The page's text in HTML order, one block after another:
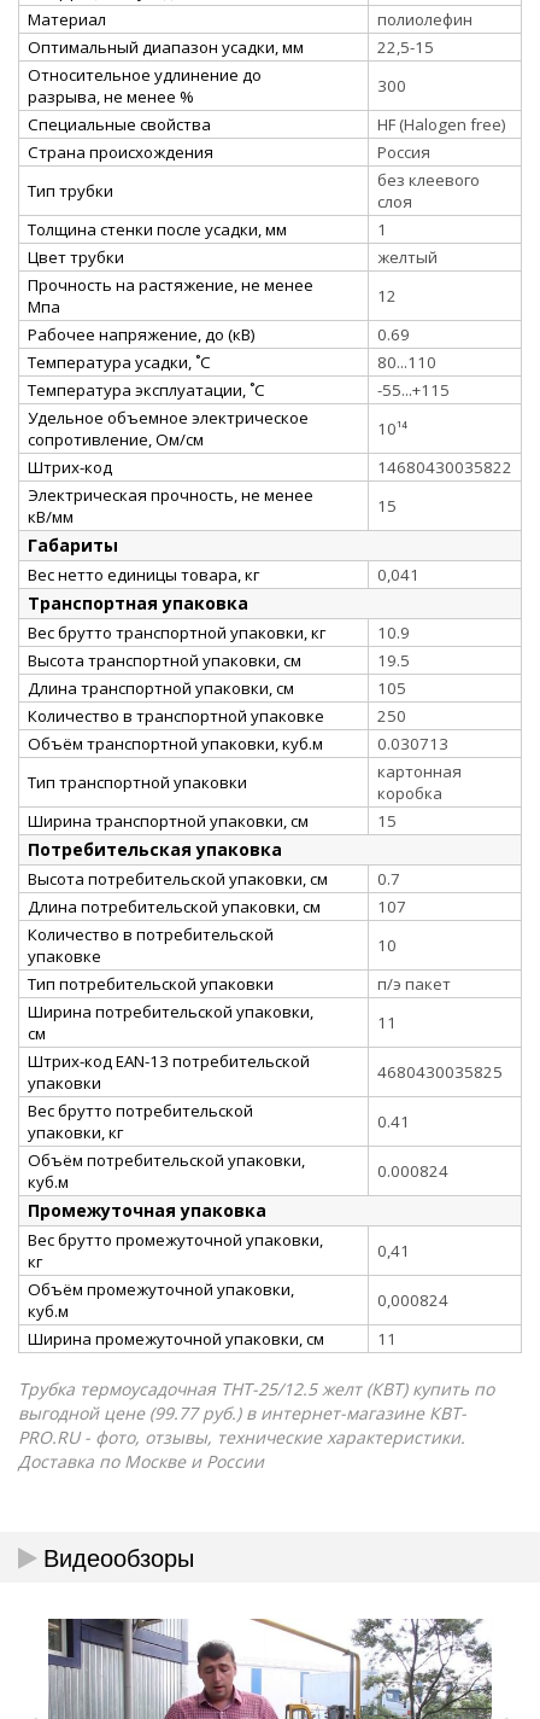
Материал
полиолефин
Оптимальный диапазон усадки, мм
22,5-15
Относительное удлинение до
разрыва, не менее %
300
Специальные свойства
HF (Halogen free)
Страна происхождения
Россия
Тип трубки
без клеевого
слоя
Толщина стенки после усадки, мм
1
Цвет трубки
желтый
Прочность на растяжение, не менее
Мпа
12
Рабочее напряжение, до (кВ)
0.69
Температура усадки, ˚С
80...110
Температура эксплуатации, ˚С
-55...+115
Удельное объемное электрическое
сопротивление, Ом/см
10¹⁴
Штрих-код
14680430035822
Электрическая прочность, не менее
кВ/мм
15
Габариты
Вес нетто единицы товара, кг 0,041
Транспортная упаковка
Вес брутто транспортной упаковки, кг
10.9
Высота транспортной упаковки, см
19.5
Длина транспортной упаковки, см
105
Количество в транспортной упаковке
250
Объём транспортной упаковки, куб.м
0.030713
Тип транспортной упаковки
картонная
коробка
Ширина транспортной упаковки, см
15
Потребительская упаковка
Высота потребительской упаковки, см
0.7
Длина потребительской упаковки, см
107
Количество в потребительской
упаковке
10
Тип потребительской упаковки
п/э пакет
Ширина потребительской упаковки,
см
11
Штрих-код EAN-13 потребительской
упаковки
4680430035825
Вес брутто потребительской
упаковки, кг
0.41
Объём потребительской упаковки,
куб.м
0.000824
Промежуточная упаковка
Вес брутто промежуточной упаковки,
кг
0,41
Объём промежуточной упаковки,
куб.м
0,000824
Ширина промежуточной упаковки, см
11
Трубка термоусадочная ТНТ-25/12.5 желт (КВТ) купить по
выгодной цене (99.77 руб.) в интернет-магазине КВТ-
PRO.RU - фото, отзывы, технические характеристики.
Доставка по Москве и России
Видеообзоры